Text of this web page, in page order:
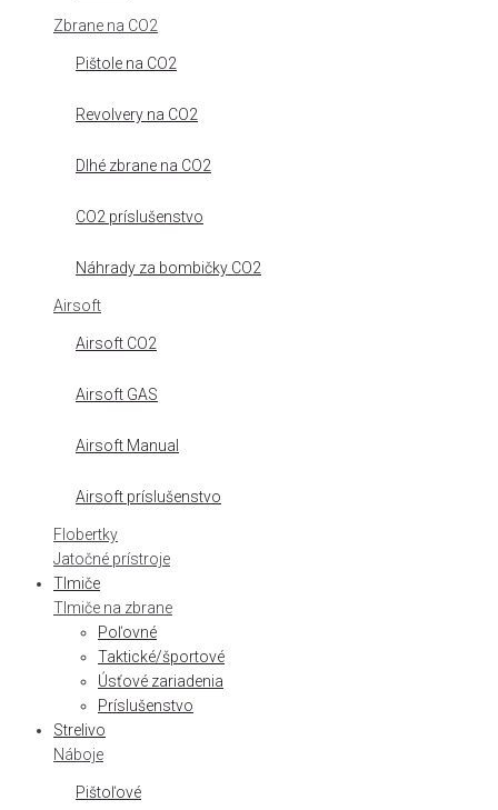
Zbrane na CO2
Pištole na CO2
Revolvery na CO2
Dlhé zbrane na CO2
CO2 príslušenstvo
Náhrady za bombičky CO2
Airsoft
Airsoft CO2
Airsoft GAS
Airsoft Manual
Airsoft príslušenstvo
Flobertky
Jatočné prístroje
Tlmiče
Tlmiče na zbrane
Poľovné
Taktické/športové
Úsťové zariadenia
Príslušenstvo
Strelivo
Náboje
Pištoľové